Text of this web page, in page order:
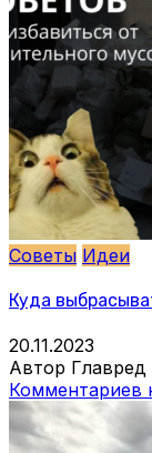
Советы Идеи
Куда
20.11.2023
Автор Главред
Комментариев